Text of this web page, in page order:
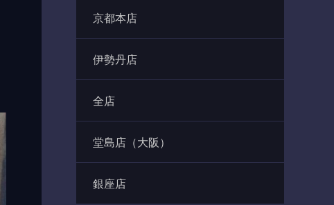
京都本店
伊勢丹店
全店
堂島店（大阪）
銀座店